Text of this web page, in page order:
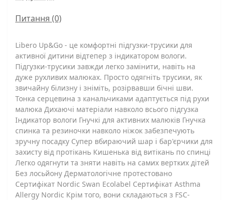
Питання (0)
Libero Up&Go - це комфортні підгузки-трусики для
активної дитини відтепер з індикатором вологи.
Підгузки-трусики завжди легко замінити, навіть на
дуже рухливих малюках. Просто одягніть трусики, як
звичайну білизну і зніміть, розірвавши бічні шви.
Тонка серцевина з канальчиками адаптується під рухи
малюка Дихаючі матеріали навколо всього підгузка
Індикатор вологи Гнучкі для активних малюків Гнучка
спинка та резиночки навколо ніжок забезпечують
зручну посадку Супер вбираючий шар і бар'єрчики для
захисту від протікань Кишенька від витікань по спинці
Легко одягнути та зняти навіть на самих вертких дітей
Без лосьйону Дерматологічне протестовано
Сертифікат Nordic Swan Ecolabel Сертифікат Asthma
Allergy Nordic Крім того, вони складаються з FSC-